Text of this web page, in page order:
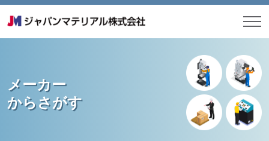
メーカー
からさがす